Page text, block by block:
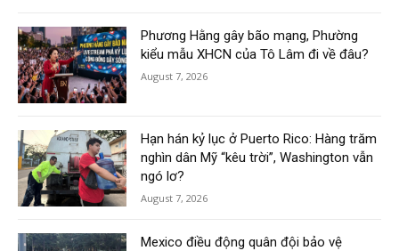
Phương Hằng gây bão mạng, Phường
kiểu mẫu XHCN của Tô Lâm đi về đâu?
August 7, 2026
Hạn hán kỷ lục ở Puerto Rico: Hàng trăm
nghìn dân Mỹ “kêu trời”, Washington vẫn
ngó lơ?
August 7, 2026
Mexico điều động quân đội bảo vệ